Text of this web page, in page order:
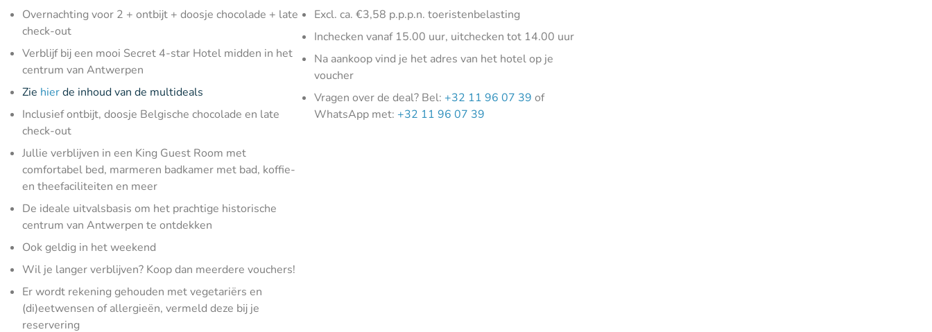
Overnachting voor 2 + ontbijt + doosje chocolade + late
check-out
Verblijf bij een mooi Secret 4-star Hotel midden in het
centrum van Antwerpen
Zie hierde inhoud van de multideals
Inclusief ontbijt, doosje Belgische chocolade en late
check-out
Jullie verblijven in een King Guest Room met
comfortabel bed, marmeren badkamer met bad, koffie-
en theefaciliteiten en meer
De ideale uitvalsbasis om het prachtige historische
centrum van Antwerpen te ontdekken
Ook geldig in het weekend
Wil je langer verblijven? Koop dan meerdere vouchers!
Er wordt rekening gehouden met vegetariërs en
(di)eetwensen of allergieën, vermeld deze bij je
reservering
Excl. ca. €3,58 p.p.p.n. toeristenbelasting
Inchecken vanaf 15.00 uur, uitchecken tot 14.00 uur
Na aankoop vind je het adres van het hotel op je
voucher
Vragen over de deal? Bel:+32 11 96 07 39 of
WhatsApp met:+32 11 96 07 39